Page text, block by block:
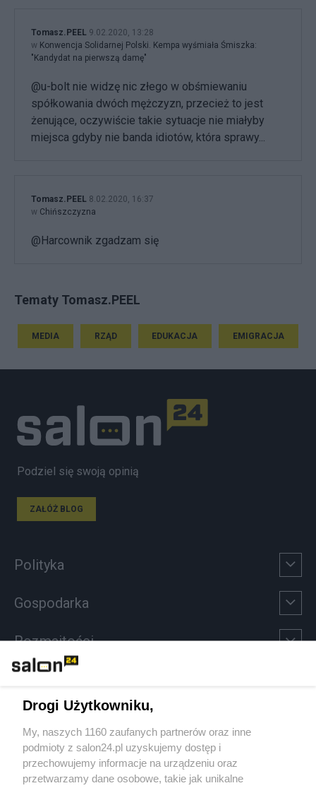
Tomasz.PEEL 9.02.2020, 13:28
w Konwencja Solidarnej Polski. Kempa wyśmiała Śmiszka:
"Kandydat na pierwszą damę"
@u-bolt nie widzę nic złego w obśmiewaniu
spółkowania dwóch mężczyzn, przecież to jest
żenujące, oczywiście takie sytuacje nie miałyby
miejsca gdyby nie banda idiotów, która sprawy...
Tomasz.PEEL 8.02.2020, 16:37
w Chińszczyzna
@Harcownik zgadzam się
Tematy Tomasz.PEEL
MEDIA RZĄD EDUKACJA EMIGRACJA
Podziel się swoją opinią
ZAŁÓŻ BLOG
Polityka
Gospodarka
Rozmaitości
Sport
Społeczeństwo
Drogi Użytkowniku,
My, naszych 1160 zaufanych partnerów oraz inne
podmioty z salon24.pl uzyskujemy dostęp i
przechowujemy informacje na urządzeniu oraz
przetwarzamy dane osobowe, takie jak unikalne